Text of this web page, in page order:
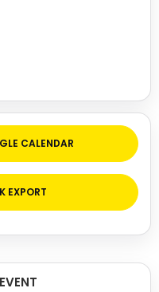
CALENDAR
EXPORT